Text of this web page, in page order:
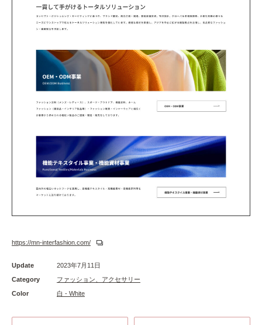
https://mn-interfashion.com/
Update
2023年7月11日
Category
ファッション、アクセサリー
Color
白 - White